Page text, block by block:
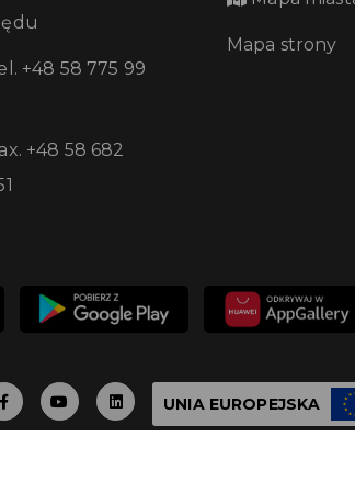
+48 58 775 99
+48 58 682
Mapa strony
UNIA EUROPEJSKA